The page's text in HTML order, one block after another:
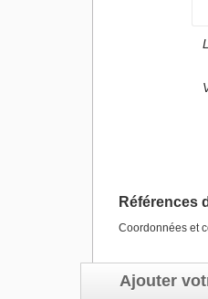
Références
Coordonnées et
Ajouter